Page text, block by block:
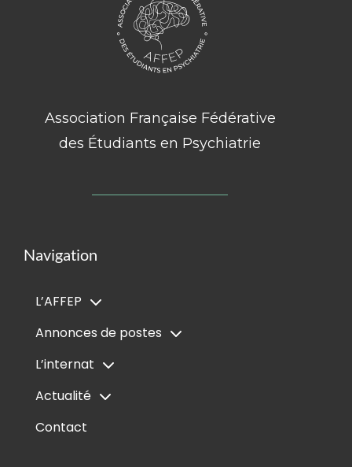
Association Française Fédérative
des Étudiants en Psychiatrie
Navigation
L’AFFEP
Annonces de postes
L’internat
Actualité
Contact